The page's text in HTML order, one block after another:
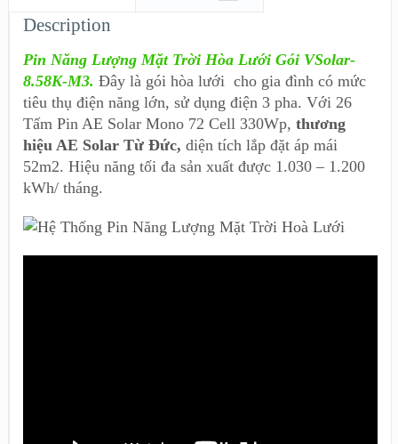
Description
Pin Năng Lượng Mặt Trời Hòa Lưới Gói VSolar-
8.58K-M3. Đây là gói hòa lưới cho gia đình có mức
tiêu thụ điện năng lớn, sử dụng điện 3 pha. Với 26
Tấm Pin AE Solar Mono 72 Cell 330Wp, thương
hiệu AE Solar Từ Đức, diện tích lắp đặt áp mái
52m2. Hiệu năng tối đa sản xuất được 1.030 – 1.200
kWh/ tháng.